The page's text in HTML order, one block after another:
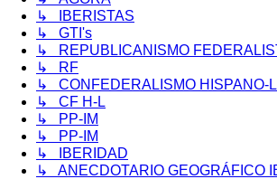
↳ IBERISTAS
↳ GTI's
↳ REPUBLICANISMO
↳ RF
↳ CONFEDERALISMO HISPANO-
↳ CF H-L
↳ PP-IM
↳ PP-IM
↳ IBERIDAD
↳ ANECDOTARIO GEOGRÁFICO